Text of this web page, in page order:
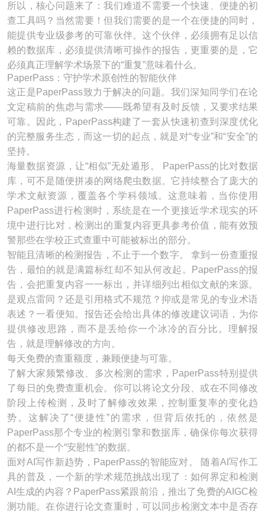
所以，核心问题来了：我们难道不需要一个快速、便捷的初
查工具吗？当然需要！但我们需要的是一个在便捷的同时，
能提供专业级参考的可靠伙伴。这个伙伴，必须拥有足以信
赖的数据库，必须提供清晰可操作的报告，更重要的是，它
必须真正理解学术场景下的“重复”意味着什么。
PaperPass：守护学术原创性的智能伙伴
这正是PaperPass致力于解决的问题。我们深知同学们在论
文定稿前的焦虑与需求——既希望有及时反馈，又要求结果
可靠。因此，PaperPass构建了一套从快速初查到深度优化
的完整服务生态，而这一切的起点，就是对“专业”和“安全”的
坚持。
海量数据资源，让“相似”无处遁形。 PaperPass的比对数据
库，可不是随便拼凑的网络爬虫数据。它持续整合了庞大的
学术文献资源，覆盖各个学科领域。这意味着，当你使用
PaperPass进行检测时，系统是在一个更接近学术现实的环
境中进行比对，检测出的重复内容更具参考价值，能有效预
警那些在学校正式查重中可能被标出的部分。
智能且清晰的检测报告，不止于一个数字。 拿到一份查重报
告，最怕的就是满篇标红却不知从何改起。PaperPass的报
告，会把重复内容一一标出，并详细列出相似文献的来源。
是观点雷同？还是引用格式不规范？抑或是常见的专业术语
表述？一看便知。报告还会给出具体的修改建议词语，为你
提供修改思路，而不是丢给你一个冰冷的百分比。理解报
告，就是理解修改的方向。
每天免费的查重额度，兼顾便捷与可靠。
了解大家频繁修改、多次检测的需求，PaperPass特别提供
了每日的免费查重机会。你可以将论文分段、或在不同修改
阶段上传检测，及时了解修改效果，控制重复率的变化趋
势。这解决了“便捷性”的需求，但背后依托的，依然是
PaperPass那个专业的检测引擎和数据库，确保你每次获得
的都不是一个“安慰性”的数据。
面对AI写作新趋势，PaperPass的智能应对。 随着AI写作工
具的普及，一个新的学术规范挑战出现了：如何界定和检测
AI生成的内容？PaperPass紧跟前沿，推出了免费的AIGC检
测功能。在你进行论文查重时，可以同步检测文本中是否存